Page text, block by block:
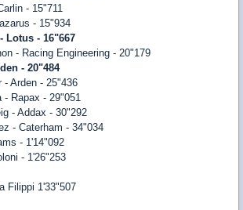
- 15"711
- 15"934
Lotus - 16"667
- Racing Engineering - 20"179
- 20"484
- Arden - 25"436
- Rapax - 29"051
- Addax - 30"292
- Caterham - 34"034
- 1'14"092
- 1'26"253
Filippi 1'33"507